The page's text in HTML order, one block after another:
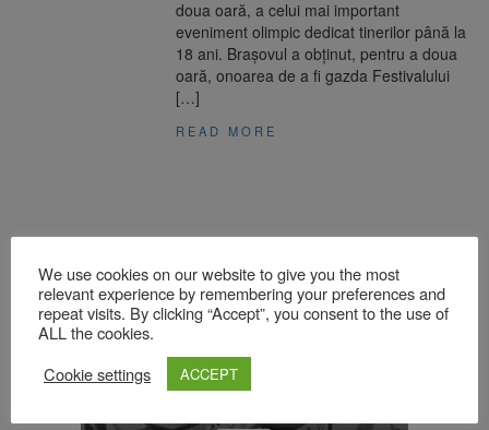
doua oară, a celui mai important
eveniment olimpic dedicat tinerilor până la
18 ani. Brașovul a obținut, pentru a doua
oară, onoarea de a fi gazda Festivalului
[…]
READ MORE
We use cookies on our website to give you the most
relevant experience by remembering your preferences and
repeat visits. By clicking “Accept”, you consent to the use of
ALL the cookies.
Cookie settings
ACCEPT